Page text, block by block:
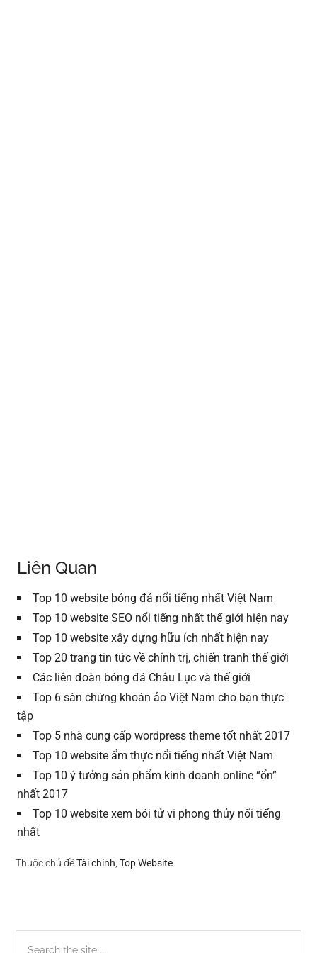
Liên Quan
Top 10 website bóng đá nổi tiếng nhất Việt Nam
Top 10 website SEO nổi tiếng nhất thế giới hiện nay
Top 10 website xây dựng hữu ích nhất hiện nay
Top 20 trang tin tức về chính trị, chiến tranh thế giới
Các liên đoàn bóng đá Châu Lục và thế giới
Top 6 sàn chứng khoán ảo Việt Nam cho bạn thực
tập
Top 5 nhà cung cấp wordpress theme tốt nhất 2017
Top 10 website ẩm thực nổi tiếng nhất Việt Nam
Top 10 ý tưởng sản phẩm kinh doanh online “ổn”
nhất 2017
Top 10 website xem bói tử vi phong thủy nổi tiếng
nhất
Thuộc chủ đề:Tài chính ,Top Website
Sidebar